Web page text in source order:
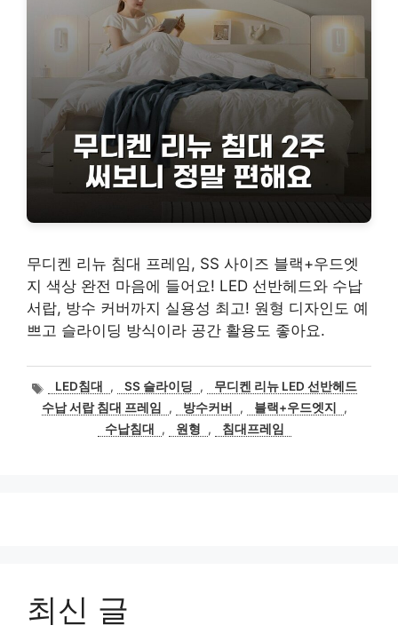
무디켄 리뉴 침대 프레임, SS 사이즈 블랙+우드엣
지 색상 완전 마음에 들어요! LED 선반헤드와 수납
서랍, 방수 커버까지 실용성 최고! 원형 디자인도 예
쁘고 슬라이딩 방식이라 공간 활용도 좋아요.
태
그
LED침대 , SS 슬라이딩 ,
무디켄 리뉴 LED 선반헤드
수납 서랍 침대 프레임
, 방수커버 , 블랙+우드엣지
,
수납침대
, 원형 , 침대프레임
최신 글